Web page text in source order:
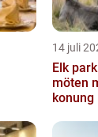
14 juli
Elk park i
möten
konung